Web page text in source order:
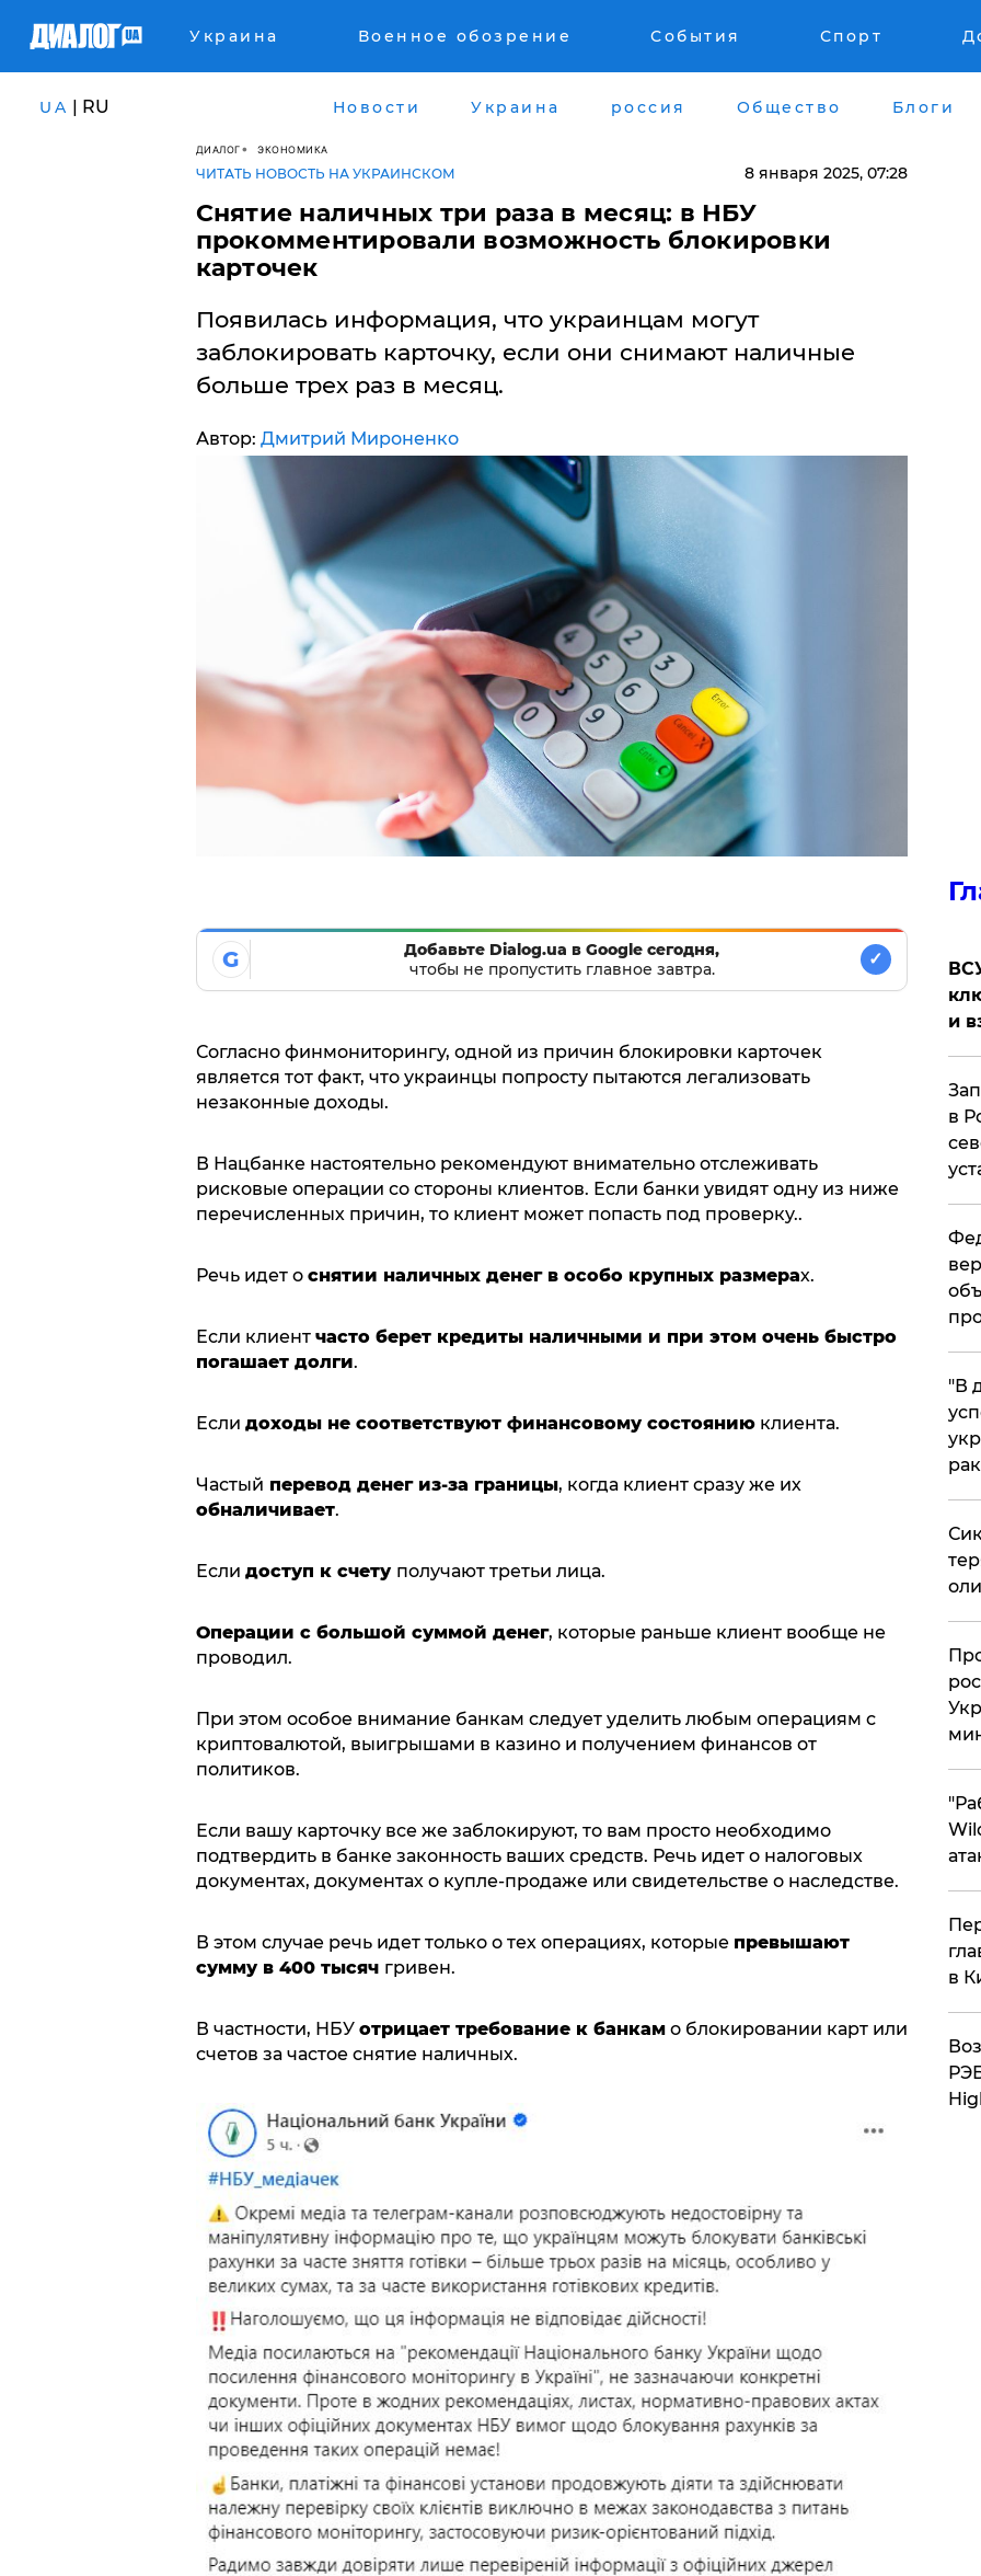
Украина Военное обозрение События Спорт
UA | RU Новости Украина россия Общество Блоги
ДИАЛОГ ЭКОНОМИКА
ЧИТАТЬ НОВОСТЬ НА УКРАИНСКОМ 8 января 2025, 07:28
​Снятие наличных три раза в месяц: в НБУ
прокомментировали возможность блокировки
карточек
Появилась информация, что украинцам могут
заблокировать карточку, если они снимают наличные
больше трех раз в месяц.
Автор: Дмитрий Мироненко
G
Добавьте Dialog.ua в Google сегодня,
чтобы не пропустить главное завтра.
✓
Согласно финмониторингу, одной из причин блокировки карточек
является тот факт, что украинцы попросту пытаются легализовать
незаконные доходы.
В Нацбанке настоятельно рекомендуют внимательно отслеживать
рисковые операции со стороны клиентов. Если банки увидят одну из ниже
перечисленных причин, то клиент может попасть под проверку..
Речь идет о снятии наличных денег в особо крупных размерах.
Если клиент часто берет кредиты наличными и при этом очень быстро
погашает долги.
Если доходы не соответствуют финансовому состояниюклиента.
Частый перевод денег из-за границы, когда клиент сразу же их
обналичивает.
Если доступ к счету получают третьи лица.
Операции с большой суммой денег, которые раньше клиент вообще не
проводил.
При этом особое внимание банкам следует уделить любым операциям с
криптовалютой, выигрышами в казино и получением финансов от
политиков.
Если вашу карточку все же заблокируют, то вам просто необходимо
подтвердить в банке законность ваших средств. Речь идет о налоговых
документах, документах о купле-продаже или свидетельстве о наследстве.
В этом случае речь идет только о тех операциях, которые превышают
сумму в 400 тысяч гривен.
В частности, НБУ отрицает требование к банкамо блокировании карт или
счетов за частое снятие наличных.
и
в
​"В
в